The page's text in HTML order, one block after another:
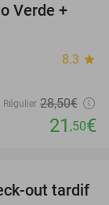
25%
Verde +
8.3 star
Régulier 28,50€
21 ,50€
62%
out tardif